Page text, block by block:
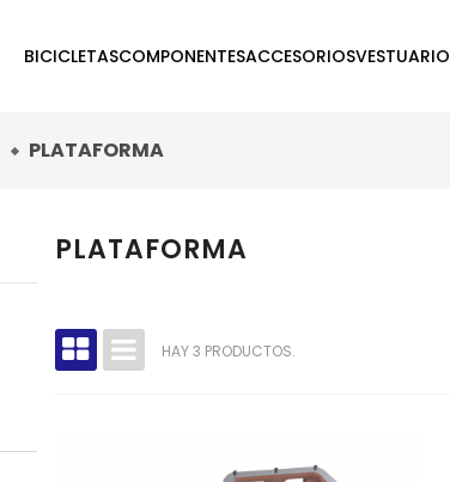
BICICLETASCOMPONENTESACCESORIOSVESTUARIO
PLATAFORMA
PLATAFORMA
HAY 3 PRODUCTOS.